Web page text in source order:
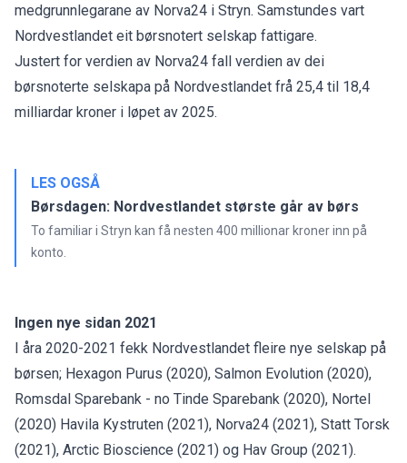
medgrunnlegarane av Norva24 i Stryn. Samstundes vart
Nordvestlandet eit børsnotert selskap fattigare.
Justert for verdien av Norva24 fall verdien av dei
børsnoterte selskapa på Nordvestlandet frå 25,4 til 18,4
milliardar kroner i løpet av 2025.
LES OGSÅ
Børsdagen: Nordvestlandet største går av børs
To familiar i Stryn kan få nesten 400 millionar kroner inn på
konto.
Ingen nye sidan 2021
I åra 2020-2021 fekk Nordvestlandet fleire nye selskap på
børsen; Hexagon Purus (2020), Salmon Evolution (2020),
Romsdal Sparebank - no Tinde Sparebank (2020), Nortel
(2020) Havila Kystruten (2021), Norva24 (2021), Statt Torsk
(2021), Arctic Bioscience (2021) og Hav Group (2021).